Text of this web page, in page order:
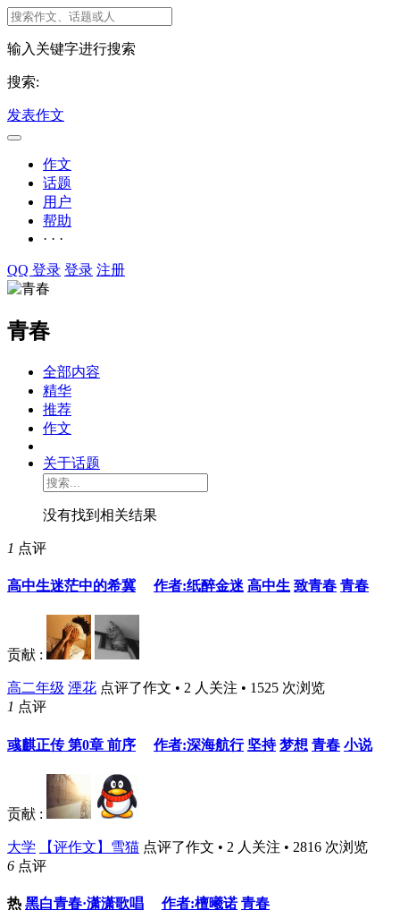
输入关键字进行搜索
搜索:
发表作文
作文
话题
用户
帮助
· · ·
QQ 登录 登录 注册
青春
全部内容
精华
推荐
作文
关于话题
没有找到相关结果
1 点评
高中生迷茫中的希冀 作者:纸醉金迷 高中生 致青春 青春
贡献 :
高二年级 湮花 点评了作文 • 2 人关注 • 1525 次浏览
1 点评
彧麒正传 第0章 前序 作者:深海航行 坚持 梦想 青春 小说
贡献 :
大学 【评作文】雪猫 点评了作文 • 2 人关注 • 2816 次浏览
6 点评
热 黑白青春·潇潇歌唱 作者:檀曦诺 青春